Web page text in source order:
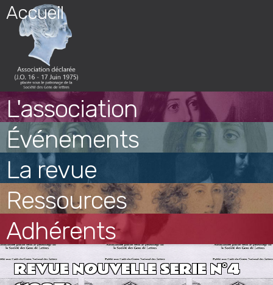
Skip
content
Accueil
L'association
Événements
La revue
Ressources
Adhérents
REVUE NOUVELLE SERIE N°4